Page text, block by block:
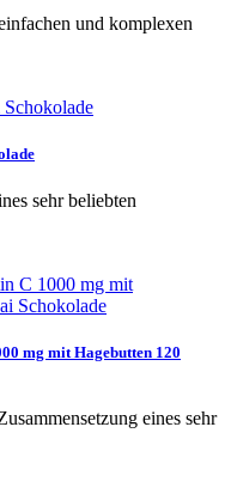
und komplexen
sehr beliebten
mg mit Hagebutten 120
eines sehr